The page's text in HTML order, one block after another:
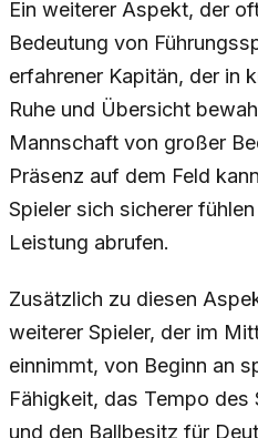
Ein weiterer Aspekt, der
Bedeutung von
erfahrener Kapitän, der in
Ruhe und Übersicht
Mannschaft von großer
Präsenz auf dem Feld
Spieler sich sicherer
Leistung abrufen.
Zusätzlich zu diesen
weiterer Spieler, der im
einnimmt, von Beginn an
Fähigkeit, das Tempo des
und den Ballbesitz für